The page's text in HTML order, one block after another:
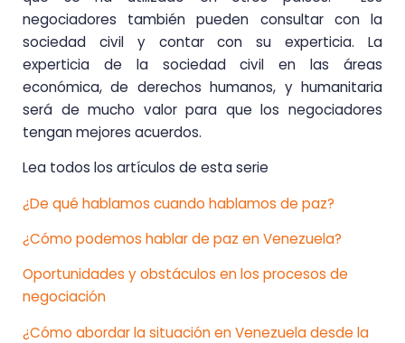
negociadores también pueden consultar con la
sociedad civil y contar con su experticia. La
experticia de la sociedad civil en las áreas
económica, de derechos humanos, y humanitaria
será de mucho valor para que los negociadores
tengan mejores acuerdos.
Lea todos los artículos de esta serie
¿De qué hablamos cuando hablamos de paz?
¿Cómo podemos hablar de paz en Venezuela?
Oportunidades y obstáculos en los procesos de
negociación
¿Cómo abordar la situación en Venezuela desde la